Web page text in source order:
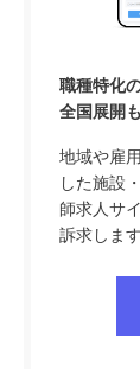
職種特化
全国展開
地域や雇
した施設
師求人サ
訴求します